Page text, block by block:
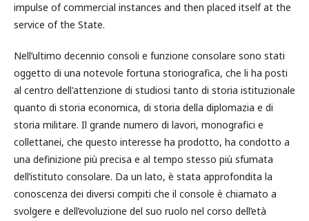
impulse of commercial instances and then placed itself at the
service of the State.
Nell’ultimo decennio consoli e funzione consolare sono stati
oggetto di una notevole fortuna storiografica, che li ha posti
al centro dell'attenzione di studiosi tanto di storia istituzionale
quanto di storia economica, di storia della diplomazia e di
storia militare. Il grande numero di lavori, monografici e
collettanei, che questo interesse ha prodotto, ha condotto a
una definizione più precisa e al tempo stesso più sfumata
dell’istituto consolare. Da un lato, è stata approfondita la
conoscenza dei diversi compiti che il console è chiamato a
svolgere e dell’evoluzione del suo ruolo nel corso dell’età